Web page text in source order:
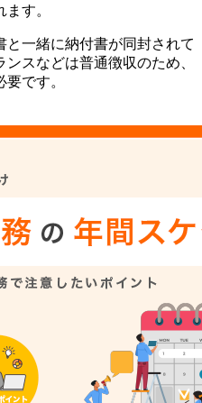
す。
一緒に納付書が同封されて
スなどは普通徴収のため、
です。